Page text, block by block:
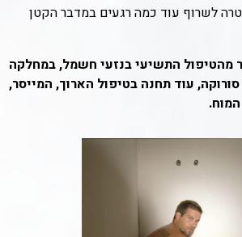
לשרוף עוד כמה רגעים במדבר הקטן
מהטיפול התשיעי בנזעי חשמל, במחלקה
עוד תחנה בטיפול הארוך, המייסר,